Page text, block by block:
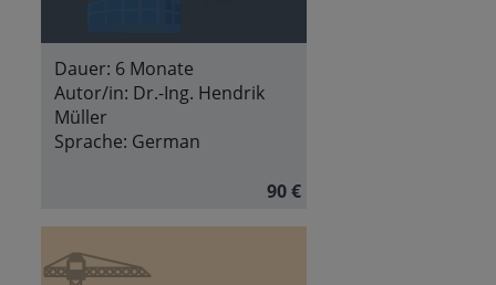
Dauer: 6 Monate
Autor/in: Dr.-Ing. Hendrik
Müller
Sprache: German
90 €